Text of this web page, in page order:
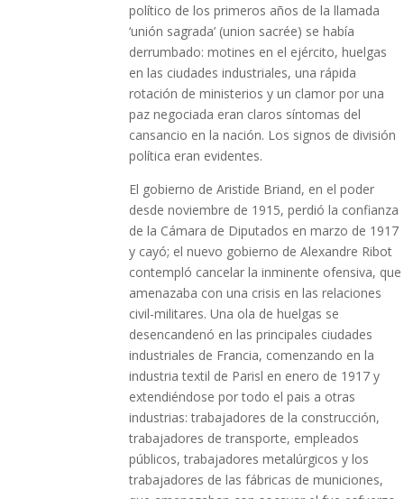
político de los primeros años de la llamada
‘unión sagrada’ (union sacrée) se había
derrumbado: motines en el ejército, huelgas
en las ciudades industriales, una rápida
rotación de ministerios y un clamor por una
paz negociada eran claros síntomas del
cansancio en la nación. Los signos de división
política eran evidentes.
El gobierno de Aristide Briand, en el poder
desde noviembre de 1915, perdió la confianza
de la Cámara de Diputados en marzo de 1917
y cayó; el nuevo gobierno de Alexandre Ribot
contempló cancelar la inminente ofensiva, que
amenazaba con una crisis en las relaciones
civil-militares. Una ola de huelgas se
desencandenó en las principales ciudades
industriales de Francia, comenzando en la
industria textil de Parisl en enero de 1917 y
extendiéndose por todo el pais a otras
industrias: trabajadores de la construcción,
trabajadores de transporte, empleados
públicos, trabajadores metalúrgicos y los
trabajadores de las fábricas de municiones,